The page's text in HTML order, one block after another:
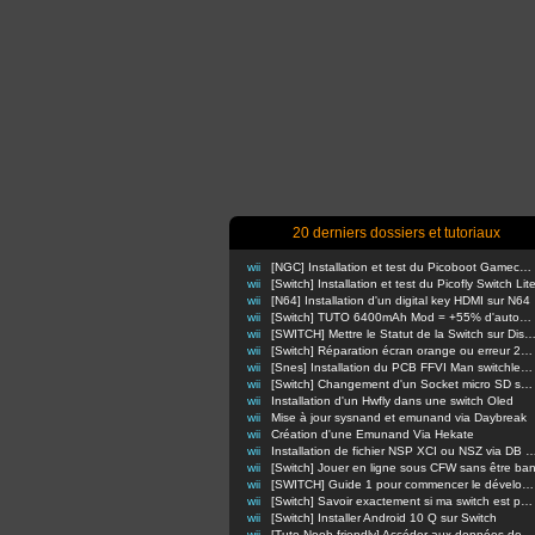
20 derniers dossiers et tutoriaux
wii
wii
[Switch] Installation et test du Picofly Switch Lite
wii
[N64] Installation d'un digital key HDMI sur N64
wii
wii
wii
wii
wii
wii
Installation d'un Hwfly dans une switch Oled
wii
Mise à jour sysnand et emunand via Daybreak
wii
Création d'une Emunand Via Hekate
wii
wii
[Switch] Jouer en ligne sous CFW sans être ban
wii
wii
wii
[Switch] Installer Android 10 Q sur Switch